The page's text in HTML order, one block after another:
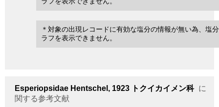
＊対象の出現レコードに有効な塩分の情報が無い為、塩
ラフを表示できません。
Esperiopsidae Hentschel, 1923 トクイカイメン科 に
関する参考文献